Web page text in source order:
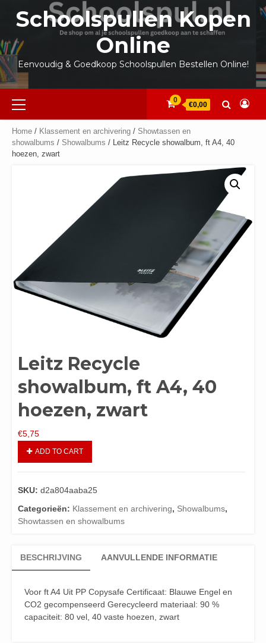
inhoud
Schoolspullen Kopen
Online
Eenvoudig & Goedkoop Schoolspullen Bestellen Online!
Primair
menu
0
€0,00
Home / Klassement en archivering / Showtassen en
showalbums / Showalbums / Leitz Recycle showalbum, ft A4, 40
hoezen, zwart
Leitz Recycle
showalbum, ft A4, 40
hoezen, zwart
€5,75
ADD TO CART
SKU: d2a804aaba25
Categorieën: Klassement en archivering, Showalbums,
Showtassen en showalbums
BESCHRIJVING AANVULLENDE INFORMATIE
Voor ft A4 Uit PP Copysafe Certificaat: Blauwe Engel en
CO2 gecompenseerd Gerecycleerd materiaal: 90 %
capaciteit: 80 vel, 40 vaste hoezen, zwart